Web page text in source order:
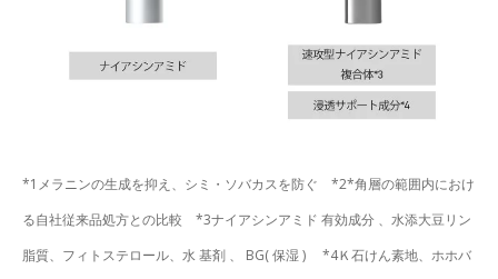
*1メラニンの生成を抑え、シミ・ソバカスを防ぐ *2*角層の範囲内におけ
る自社従来品処方との比較 *3ナイアシンアミド 有効成分 、水添大豆リン
脂質、フィトステロール、水 基剤 、 BG( 保湿 ) *4Ｋ石けん素地、ホホバ